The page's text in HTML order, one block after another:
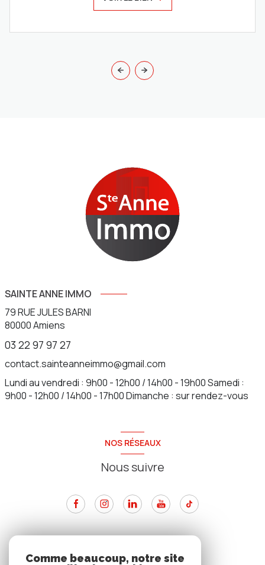
SAINTE ANNE IMMO
79 RUE JULES BARNI
80000Amiens
03 22 97 97 27
contact.sainteanneimmo@gmail.com
Lundi au vendredi : 9h00 - 12h00 / 14h00 - 19h00 Samedi :
9h00 - 12h00 / 14h00 - 17h00 Dimanche : sur rendez-vous
NOS RÉSEAUX
Nous suivre
Comme beaucoup, notre site